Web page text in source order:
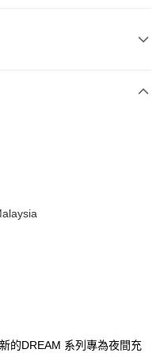
台北富邦商業銀行
的DREAM 系列專為夜間充